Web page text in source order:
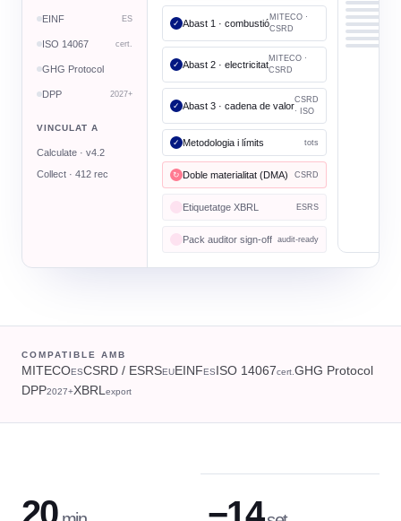
EINF ES
ISO 14067 cert.
GHG Protocol
DPP 2027+
VINCULAT A
Calculate · v4.2
Collect · 412 rec
✓ Abast 1 · combustió
MITECO ·
CSRD
✓ Abast 2 · electricitat
MITECO ·
CSRD
✓ Abast 3 · cadena de valor
CSRD
· ISO
✓ Metodologia i límits tots
↻ Doble materialitat (DMA) CSRD
Etiquetatge XBRL ESRS
Pack auditor sign-off audit-ready
COMPATIBLE AMB
MITECOESCSRD / ESRSEUEINFESISO 14067cert. GHG Protocol
DPP2027+XBRL export
20